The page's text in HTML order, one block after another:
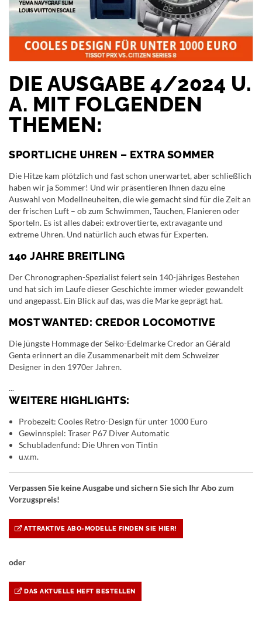
DIE AUSGABE 4/2024 U.
A. MIT FOLGENDEN
THEMEN:
SPORTLICHE UHREN – EXTRA SOMMER
Die Hitze kam plötzlich und fast schon unerwartet, aber schließlich
haben wir ja Sommer! Und wir präsentieren Ihnen dazu eine
Auswahl von Modellneuheiten, die wie gemacht sind für die Zeit an
der frischen Luft – ob zum Schwimmen, Tauchen, Flanieren oder
Sporteln. Es ist alles dabei: extrovertierte, extravagante und
extreme Uhren. Und natürlich auch etwas für Experten.
140 JAHRE BREITLING
Der Chronographen-Spezialist feiert sein 140-jähriges Bestehen
und hat sich im Laufe dieser Geschichte immer wieder gewandelt
und angepasst. Ein Blick auf das, was die Marke geprägt hat.
MOST WANTED: CREDOR LOCOMOTIVE
Die jüngste Hommage der Seiko-Edelmarke Credor an Gérald
Genta erinnert an die Zusammenarbeit mit dem Schweizer
Designer in den 1970er Jahren.
...
WEITERE HIGHLIGHTS:
Probezeit: Cooles Retro-Design für unter 1000 Euro
Gewinnspiel: Traser P67 Diver Automatic
Schubladenfund: Die Uhren von Tintin
u.v.m.
Verpassen Sie keine Ausgabe und sichern Sie sich Ihr Abo zum
Vorzugspreis!
ATTRAKTIVE ABO-MODELLE FINDEN SIE HIER!
oder
DAS AKTUELLE HEFT BESTELLEN